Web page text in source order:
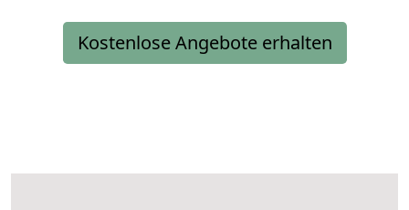
Kostenlose Angebote erhalten